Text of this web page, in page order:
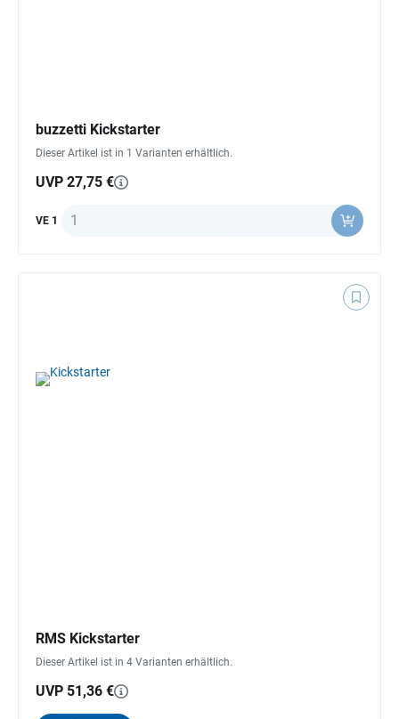
buzzetti Kickstarter
Dieser Artikel ist in 1 Varianten erhältlich.
UVP 27,75 €
VE 1 Anzahl
RMS Kickstarter
Dieser Artikel ist in 4 Varianten erhältlich.
UVP 51,36 €